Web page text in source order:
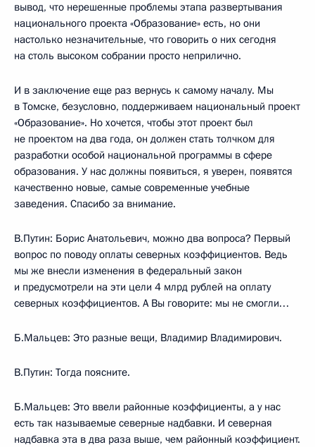
вывод, что нерешенные проблемы этапа развертывания
национального проекта «Образование» есть, но они
настолько незначительные, что говорить о них сегодня
на столь высоком собрании просто неприлично.
И в заключение еще раз вернусь к самому началу. Мы
в Томске, безусловно, поддерживаем национальный проект
«Образование». Но хочется, чтобы этот проект был
не проектом на два года, он должен стать толчком для
разработки особой национальной программы в сфере
образования. У нас должны появиться, я уверен, появятся
качественно новые, самые современные учебные
заведения. Спасибо за внимание.
В.Путин: Борис Анатольевич, можно два вопроса? Первый
вопрос по поводу оплаты северных коэффициентов. Ведь
мы же внесли изменения в федеральный закон
и предусмотрели на эти цели 4 млрд рублей на оплату
северных коэффициентов. А Вы говорите: мы не смогли…
Б.Мальцев: Это разные вещи, Владимир Владимирович.
В.Путин: Тогда поясните.
Б.Мальцев: Это ввели районные коэффициенты, а у нас
есть так называемые северные надбавки. И северная
надбавка эта в два раза выше, чем районный коэффициент.